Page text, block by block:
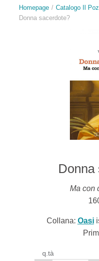
Homepage Catalogo Il
Donna sacerdote?
Donna
Ma con
Collana: Oasi
q.tà